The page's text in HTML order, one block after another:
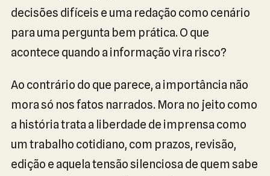
decisões difíceis e uma redação como cenário
para uma pergunta bem prática. O que
acontece quando a informação vira risco?
Ao contrário do que parece, a importância não
mora só nos fatos narrados. Mora no jeito como
a história trata a liberdade de imprensa como
um trabalho cotidiano, com prazos, revisão,
edição e aquela tensão silenciosa de quem sabe